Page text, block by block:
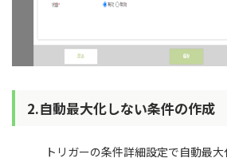
2.自動最大化しない条件の作成
トリガーの条件詳細設定で自動最大